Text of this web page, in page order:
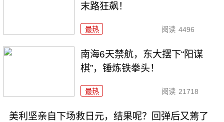
末路狂飙！
最热 阅读 4496
南海6天禁航，东大摆下“阳谋
棋”，锤炼铁拳头！
最热 阅读 21718
美利坚亲自下场救日元，结果呢？回弹后又蔫了